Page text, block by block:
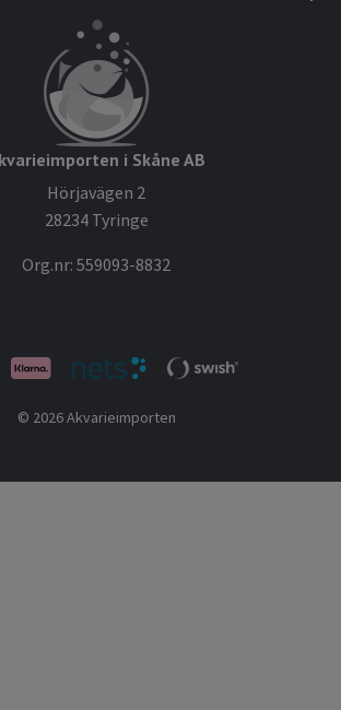
i Skåne AB
Hörjavägen 2
28234 Tyringe
Org.nr: 559093-8832
© 2026 Akvarieimporten